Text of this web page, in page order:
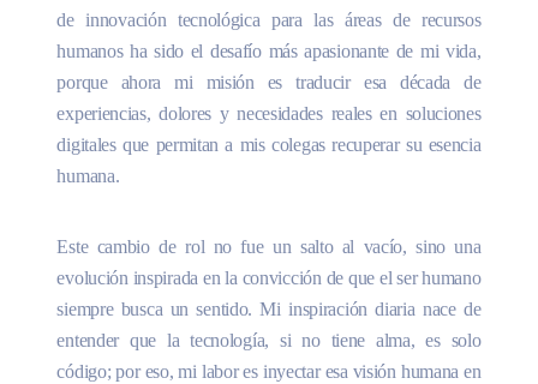
de innovación tecnológica para las áreas de recursos
humanos ha sido el desafío más apasionante de mi vida,
porque ahora mi misión es traducir esa década de
experiencias, dolores y necesidades reales en soluciones
digitales que permitan a mis colegas recuperar su esencia
humana.
Este cambio de rol no fue un salto al vacío, sino una
evolución inspirada en la convicción de que el ser humano
siempre busca un sentido. Mi inspiración diaria nace de
entender que la tecnología, si no tiene alma, es solo
código; por eso, mi labor es inyectar esa visión humana en